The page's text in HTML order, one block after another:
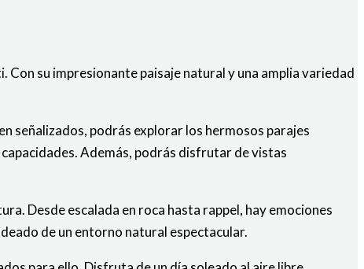
Con su impresionante paisaje natural y una amplia variedad
señalizados, podrás explorar los hermosos parajes
Además, podrás disfrutar de vistas
Desde escalada en roca hasta rappel, hay emociones
de un entorno natural espectacular.